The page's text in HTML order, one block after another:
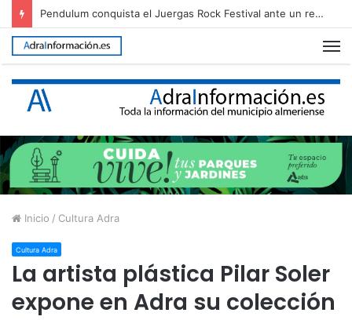
Pendulum conquista el Juergas Rock Festival ante un recinto abarrotado
Inicio / Cultura Adra
Cultura Adra
La artista plástica Pilar Soler
expone en Adra su colección